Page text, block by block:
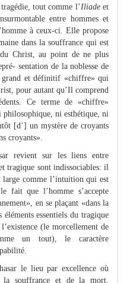
tout comme l’Iliadeet
entre hommes et
à ceux-ci. Elle propose
dans la souffrance qui est
Christ, au point de ne plus
sentation de la noblesse de
grand et définitif «chiffre» qui
pour autant qu’Il comprend
Ce terme de «chiffre»
ni esthétique, ni
[d’] un mystère de croyants
croyants».
revient sur les liens entre
tragique sont indissociables: il
large comme l’intuition qui est
fait que l’homme s’accepte
en se plaçant «dans la
essentiels du tragique
(le morcellement de
un tout), le caractère
le lieu par excellence où
la souffrance et de la mort,